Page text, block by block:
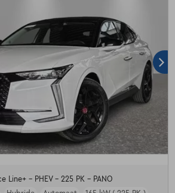
Line+ - PHEV - 225 PK - PANO